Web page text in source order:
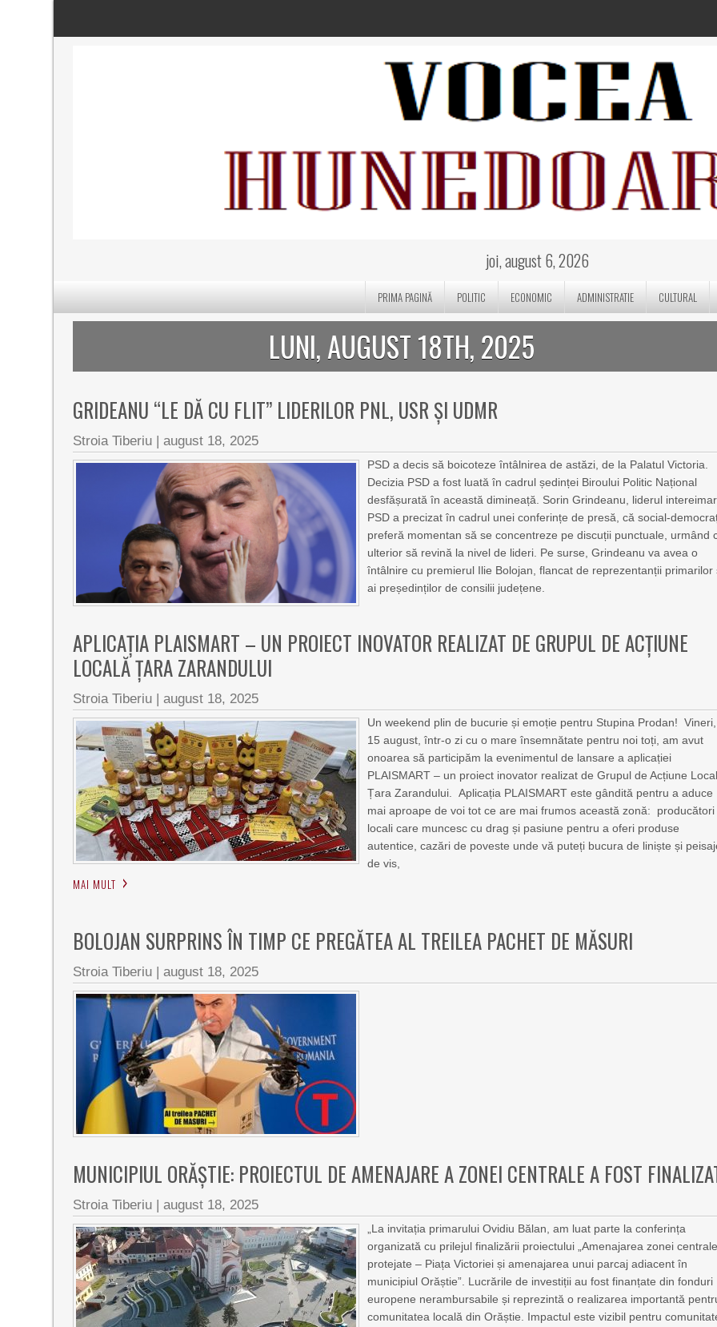
joi, august 6, 2026
PRIMA PAGINĂ POLITIC ECONOMIC ADMINISTRATIE CULTURAL
LUNI, AUGUST 18TH, 2025
GRIDEANU “LE DĂ CU FLIT” LIDERILOR PNL, USR ȘI UDMR
Stroia Tiberiu |august 18, 2025
PSD a decis să boicoteze întâlnirea de astăzi, de la Palatul Victoria.
Decizia PSD a fost luată în cadrul ședinței Biroului Politic Național
desfășurată în această dimineață. Sorin Grindeanu, liderul
PSD a precizat în cadrul unei conferințe de presă, că social-
preferă momentan să se concentreze pe discuții punctuale, urmând
ulterior să revină la nivel de lideri. Pe surse, Grindeanu va avea o
întâlnire cu premierul Ilie Bolojan, flancat de reprezentanții primarilor
ai președinților de consilii județene.
APLICAȚIA PLAISMART – UN PROIECT INOVATOR REALIZAT DE GRUPUL DE ACȚIUNE
LOCALĂ ȚARA ZARANDULUI
Stroia Tiberiu |august 18, 2025
Un weekend plin de bucurie și emoție pentru Stupina Prodan! Vineri,
15 august, într-o zi cu o mare însemnătate pentru noi toți, am avut
onoarea să participăm la evenimentul de lansare a aplicației
PLAISMART – un proiect inovator realizat de Grupul de Acțiune
Țara Zarandului. Aplicația PLAISMART este gândită pentru a aduce
mai aproape de voi tot ce are mai frumos această zonă: producători
locali care muncesc cu drag și pasiune pentru a oferi produse
autentice, cazări de poveste unde vă puteți bucura de liniște și
de vis,
MAI MULT
BOLOJAN SURPRINS ÎN TIMP CE PREGĂTEA AL TREILEA PACHET DE MĂSURI
Stroia Tiberiu |august 18, 2025
MUNICIPIUL ORĂȘTIE: PROIECTUL DE AMENAJARE A ZONEI CENTRALE A FOST
Stroia Tiberiu |august 18, 2025
„La invitația primarului Ovidiu Bălan, am luat parte la conferința
organizată cu prilejul finalizării proiectului „Amenajarea zonei centrale
protejate – Piața Victoriei și amenajarea unui parcaj adiacent în
municipiul Orăștie”. Lucrările de investiții au fost finanțate din fonduri
europene nerambursabile și reprezintă o realizarea importantă
comunitatea locală din Orăștie. Impactul este vizibil pentru